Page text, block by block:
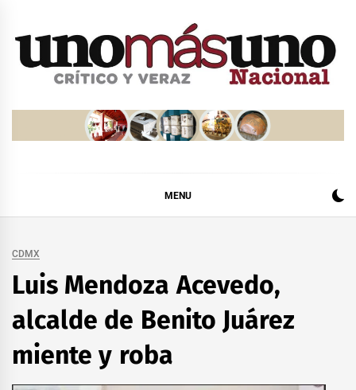
MENU
CDMX
Luis Mendoza Acevedo,
alcalde de Benito Juárez
miente y roba